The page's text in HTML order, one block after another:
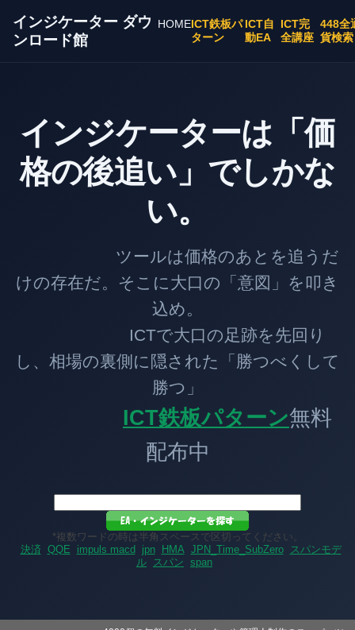
インジケーター ダウ
ンロード館
HOMEICT鉄板パ
ターン
ICT自
動EA
ICT完
全講座
448全
貨検索
インジケーターは「価
格の後追い」でしかな
い。
ツールは価格のあとを追うだ
けの存在だ。そこに大口の「意図」を叩き
込め。
ICTで大口の足跡を先回り
し、相場の裏側に隠された「勝つべくして
勝つ」
ICT鉄板パターン無料
配布中
*複数ワードの時は半角スペースで区切ってください。
決済 QQE impuls macd jpn HMA JPN_Time_SubZero
スパンモデ
ル スパン span